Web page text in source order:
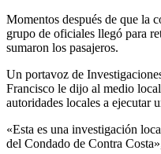
Momentos después de que la
grupo de oficiales llegó para
sumaron los pasajeros.
Un portavoz de
Francisco le dijo al medio
autoridades locales a ejecutar
«Esta es una investigación
del Condado de Contra